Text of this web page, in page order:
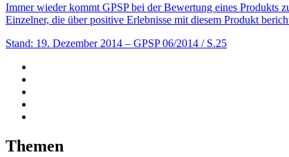
Immer wieder kommt GPSP bei der Bewertung eines Produkts
Einzelner, die über positive Erlebnisse mit diesem Produkt
Stand: 19. Dezember 2014 – GPSP 06/2014 / S.25
Themen